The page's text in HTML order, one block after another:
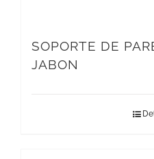
SOPORTE DE
JABON